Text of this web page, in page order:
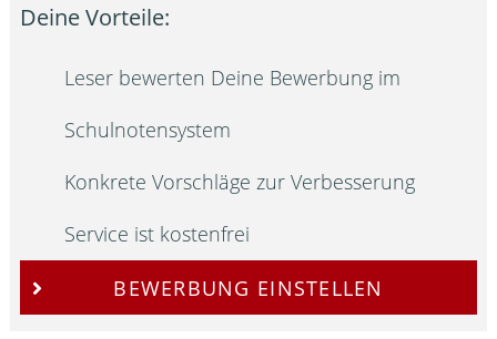
Deine Vorteile:
Leser bewerten Deine Bewerbung im
Schulnotensystem
Konkrete Vorschläge zur Verbesserung
Service ist kostenfrei
BEWERBUNG EINSTELLEN